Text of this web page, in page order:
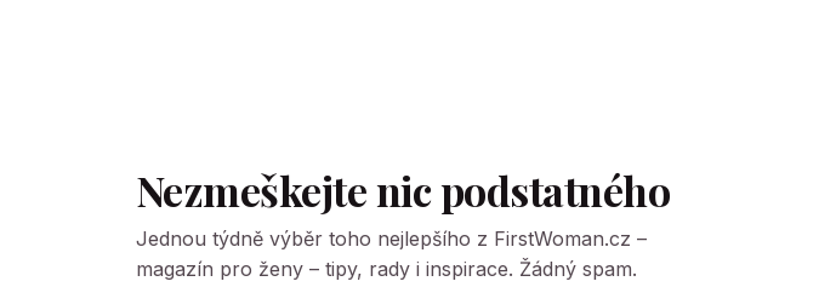
Nezmeškejte nic podstatného
Jednou týdně výběr toho nejlepšího z FirstWoman.cz –
magazín pro ženy – tipy, rady i inspirace. Žádný spam.